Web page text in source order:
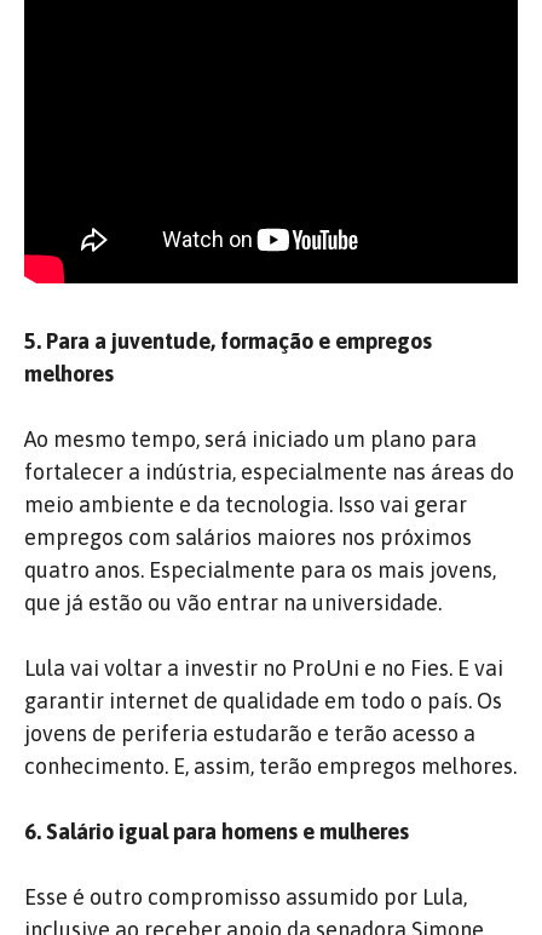
5. Para a juventude, formação e empregos
melhores
Ao mesmo tempo, será iniciado um plano para
fortalecer a indústria, especialmente nas áreas do
meio ambiente e da tecnologia. Isso vai gerar
empregos com salários maiores nos próximos
quatro anos. Especialmente para os mais jovens,
que já estão ou vão entrar na universidade.
Lula vai voltar a investir no ProUni e no Fies. E vai
garantir internet de qualidade em todo o país. Os
jovens de periferia estudarão e terão acesso a
conhecimento. E, assim, terão empregos melhores.
6. Salário igual para homens e mulheres
Esse é outro compromisso assumido por Lula,
inclusive ao receber apoio da senadora Simone